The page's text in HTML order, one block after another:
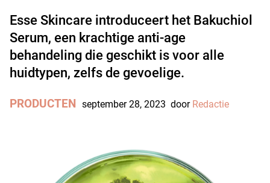
Esse Skincare introduceert het Bakuchiol
Serum, een krachtige anti-age
behandeling die geschikt is voor alle
huidtypen, zelfs de gevoelige.
PRODUCTEN september 28, 2023 door Redactie